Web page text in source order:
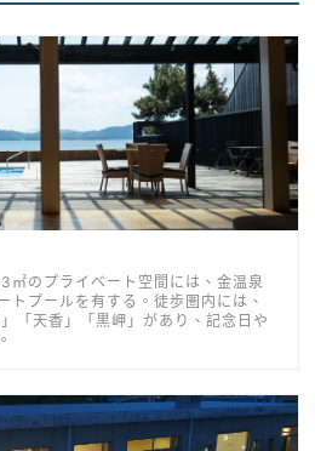
㎡のプライベート空間には、金温泉
トプールを有する。徒歩圏内には、
「天香」「黒岬」があり、記念日や